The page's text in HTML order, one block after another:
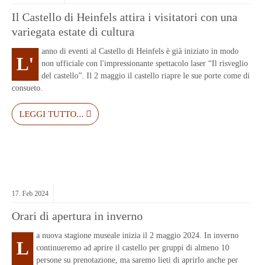
Il Castello di Heinfels attira i visitatori con una
variegata estate di cultura
L'
anno di eventi al Castello di Heinfels è già iniziato in modo
non ufficiale con l'impressionante spettacolo laser “Il risveglio
del castello”. Il 2 maggio il castello riapre le sue porte come di
consueto.
LEGGI TUTTO...
17. Feb 2024
Orari di apertura in inverno
L
a nuova stagione museale inizia il 2 maggio 2024. In inverno
continueremo ad aprire il castello per gruppi di almeno 10
persone su prenotazione, ma saremo lieti di aprirlo anche per